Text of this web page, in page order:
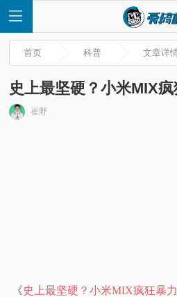
首页 科普 文章详
史上最坚硬？小米MIX
崔野
《史上最坚硬？小米MIX疯狂暴